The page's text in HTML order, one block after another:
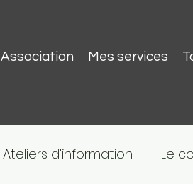
Association Mes services
Ateliers d'information Le